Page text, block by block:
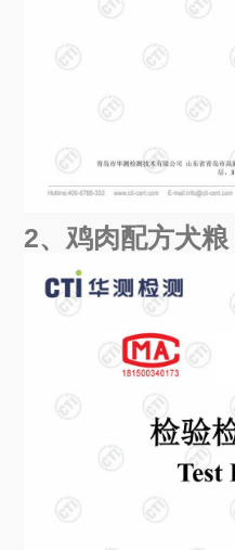
2、鸡肉配方犬粮